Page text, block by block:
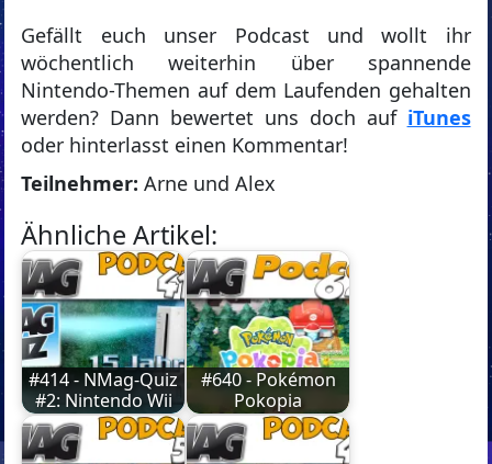
Gefällt euch unser Podcast und wollt ihr
wöchentlich weiterhin über spannende
Nintendo-Themen auf dem Laufenden gehalten
werden? Dann bewertet uns doch auf iTunes
oder hinterlasst einen Kommentar!
Teilnehmer: Arne und Alex
Ähnliche Artikel:
#414 - NMag-Quiz
#2: Nintendo Wii
#640 - Pokémon
Pokopia